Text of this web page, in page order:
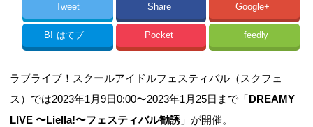
Tweet Share Google+
B! はてブ Pocket feedly
ラブライブ！スクールアイドルフェスティバル（スクフェ
ス）では2023年1月9日0:00〜2023年1月25日まで「DREAMY
LIVE 〜Liella!〜フェスティバル勧誘」が開催。